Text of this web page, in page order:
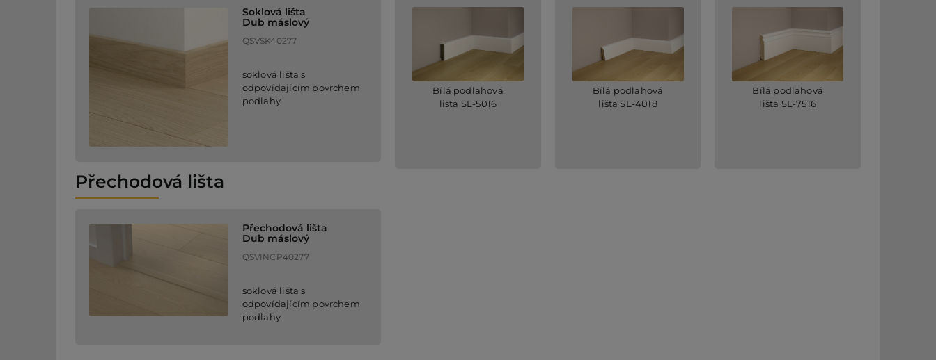
Soklová lišta
Dub máslový
QSVSK40277
soklová lišta s
odpovídajícím povrchem
podlahy
Bílá podlahová
lišta SL-5016
Bílá podlahová
lišta SL-4018
Bílá podlahová
lišta SL-7516
Přechodová lišta
Přechodová lišta
Dub máslový
QSVINCP40277
soklová lišta s
odpovídajícím povrchem
podlahy